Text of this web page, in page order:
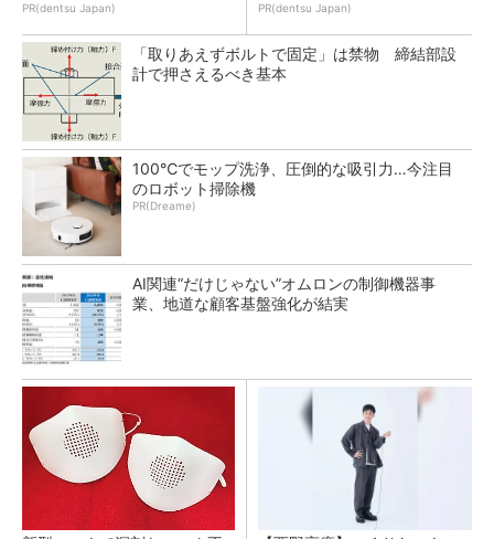
PR(dentsu Japan) PR(dentsu Japan)
「取りあえずボルトで固定」は禁物 締結部設
計で押さえるべき基本
100℃でモップ洗浄、圧倒的な吸引力…今注目
のロボット掃除機
PR(Dreame)
AI関連“だけじゃない”オムロンの制御機器事
業、地道な顧客基盤強化が結実